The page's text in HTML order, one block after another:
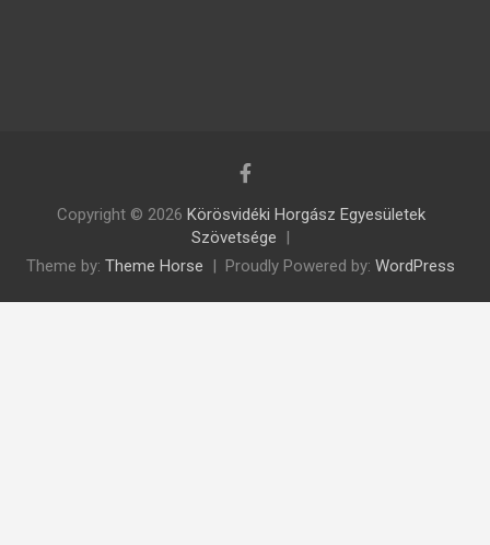
Copyright © 2026 Körösvidéki Horgász Egyesületek
Szövetsége
Theme by: Theme Horse Proudly Powered by: WordPress